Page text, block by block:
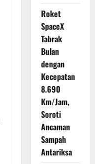
Roket
SpaceX
Tabrak
Bulan
dengan
Kecepatan
8.690
Km/Jam,
Soroti
Ancaman
Sampah
Antariksa